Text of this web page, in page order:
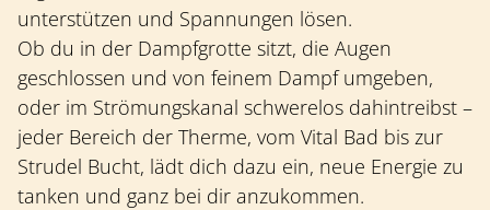
unterstützen und Spannungen lösen.
Ob du in der Dampfgrotte sitzt, die Augen
geschlossen und von feinem Dampf umgeben,
oder im Strömungskanal schwerelos dahintreibst –
jeder Bereich der Therme, vom Vital Bad bis zur
Strudel Bucht, lädt dich dazu ein, neue Energie zu
tanken und ganz bei dir anzukommen.